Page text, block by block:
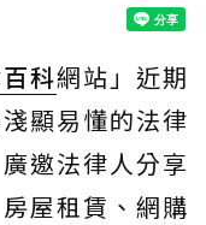
科網站」近期
顯易懂的法律
邀法律人分享
屋租賃、網購